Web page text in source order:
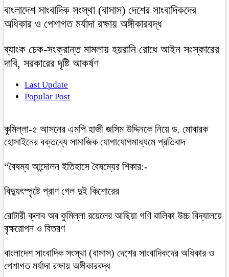
বাংলাদেশ সাংবাদিক সংস্থা (বাসাস) দেশের সাংবাদিকদের
অধিকার ও পেশাগত মর্যাদা রক্ষায় অঙ্গীকারবদ্ধ
ব্যাংক চেক-সংক্রান্ত মামলায় হয়রানি রোধে আইন সংস্কারের
দাবি, সরকারের দৃষ্টি আকর্ষণ
Last Update
Popular Post
কুমিল্লা-৫ আসনের এমপি হাজী জসিম উদ্দিনকে নিয়ে ড. মোবারক
হোসাইনের বক্তব্যে সামাজিক যোগাযোগমাধ্যমে প্রতিবাদ
“বৈষম্য আন্দোলন ইতিহাসে বৈষম্যের শিকার:-
বিদ্যুৎস্পৃষ্টে প্রাণ গেল দুই কিশোরের
রোটারী ক্লাব অব কুমিল্লা রয়েলের আছিয়া গণি বালিকা উচ্চ বিদ্যালয়ে
বৃক্ষরোপন ও বিতরণ
বাংলাদেশ সাংবাদিক সংস্থা (বাসাস) দেশের সাংবাদিকদের অধিকার ও
পেশাগত মর্যাদা রক্ষায় অঙ্গীকারবদ্ধ